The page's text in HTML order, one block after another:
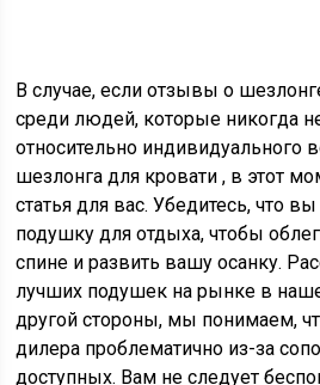
В случае, еслиотзывы о
среди людей, которые никогда
относительно индивидуального
шезлонга для кровати , в этот
статья для вас. Убедитесь, что
подушку для отдыха, чтобы
спине и развить вашу осанку.
лучших подушек на рынке в
другой стороны, мы понимаем,
дилера проблематично из-за
доступных. Вам не следует